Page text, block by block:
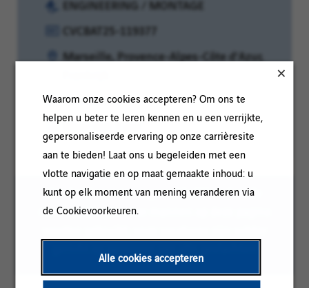
Waarom onze cookies accepteren? Om ons te
helpen u beter te leren kennen en u een verrijkte,
gepersonaliseerde ervaring op onze carrièresite
aan te bieden! Laat ons u begeleiden met een
vlotte navigatie en op maat gemaakte inhoud: u
kunt op elk moment van mening veranderen via
de Cookievoorkeuren.
Alle cookies accepteren
Categorie:ENGINEERING / MONTAGE
Referentie:
CVCBAT25-119377
Klantcode:
Locatie:
Marseille, Provence-Alpes-Côte d'Azur,
Contracttype:
Permanent
Ervaringsniveau:
Meer dan 3 jaar
Om het lezen te vergemakkelijken kan de
meervoudsvorm voor mannen op deze pagina